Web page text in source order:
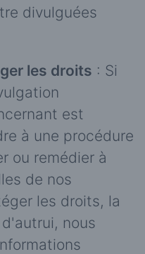
divulguées
les droits : Si
est
à une procédure
ou remédier à
de nos
les droits, la
nous